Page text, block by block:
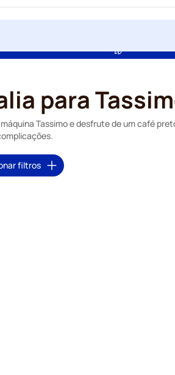
para
Tassimo e desfrute de um café
filtros